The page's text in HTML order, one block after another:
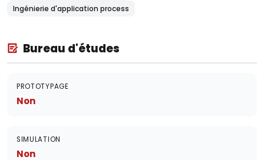
Ingénierie d'application process
Bureau d'études
PROTOTYPAGE
Non
SIMULATION
Non